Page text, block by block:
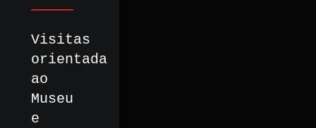
Visitas
orientada
ao
Museu
e